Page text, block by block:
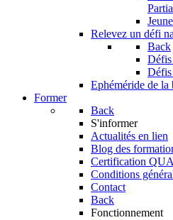
Relevez un défi
Back
Ephéméride de la
Former
Back
S'informer
Actualités en lien
Blog des
Certification
Conditions
Contact
Back
Fonctionnement